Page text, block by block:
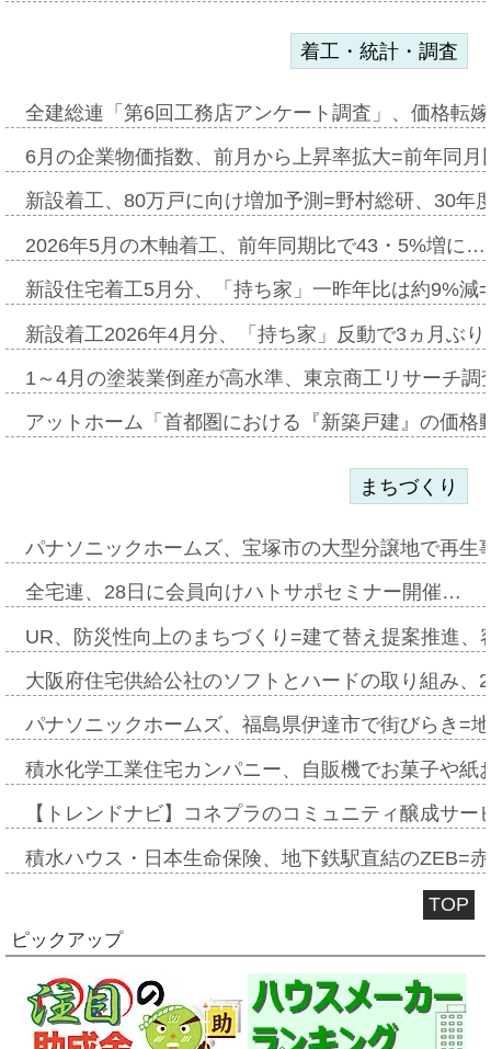
着工・統計・調査
全建総連「第6回工務店アンケート調査」、価格転
6月の企業物価指数、前月から上昇率拡大=前年同
新設着工、80万戸に向け増加予測=野村総研、30年
2026年5月の木軸着工、前年同期比で43・5%増に…
新設住宅着工5月分、「持ち家」一昨年比は約9%
新設着工2026年4月分、「持ち家」反動で3ヵ月ぶ
1～4月の塗装業倒産が高水準、東京商工リサーチ
アットホーム「首都圏における『新築戸建』の価
まちづくり
パナソニックホームズ、宝塚市の大型分譲地で再
全宅連、28日に会員向けハトサポセミナー開催…
UR、防災性向上のまちづくり=建て替え提案推進
大阪府住宅供給公社のソフトとハードの取り組み
パナソニックホームズ、福島県伊達市で街びらき=
積水化学工業住宅カンパニー、自販機でお菓子や
【トレンドナビ】コネプラのコミュニティ醸成サ
積水ハウス・日本生命保険、地下鉄駅直結のZEB=
TOP
ピックアップ